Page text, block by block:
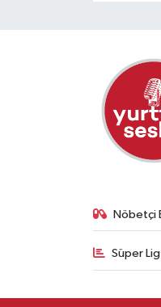
Nöbetçi
Süper